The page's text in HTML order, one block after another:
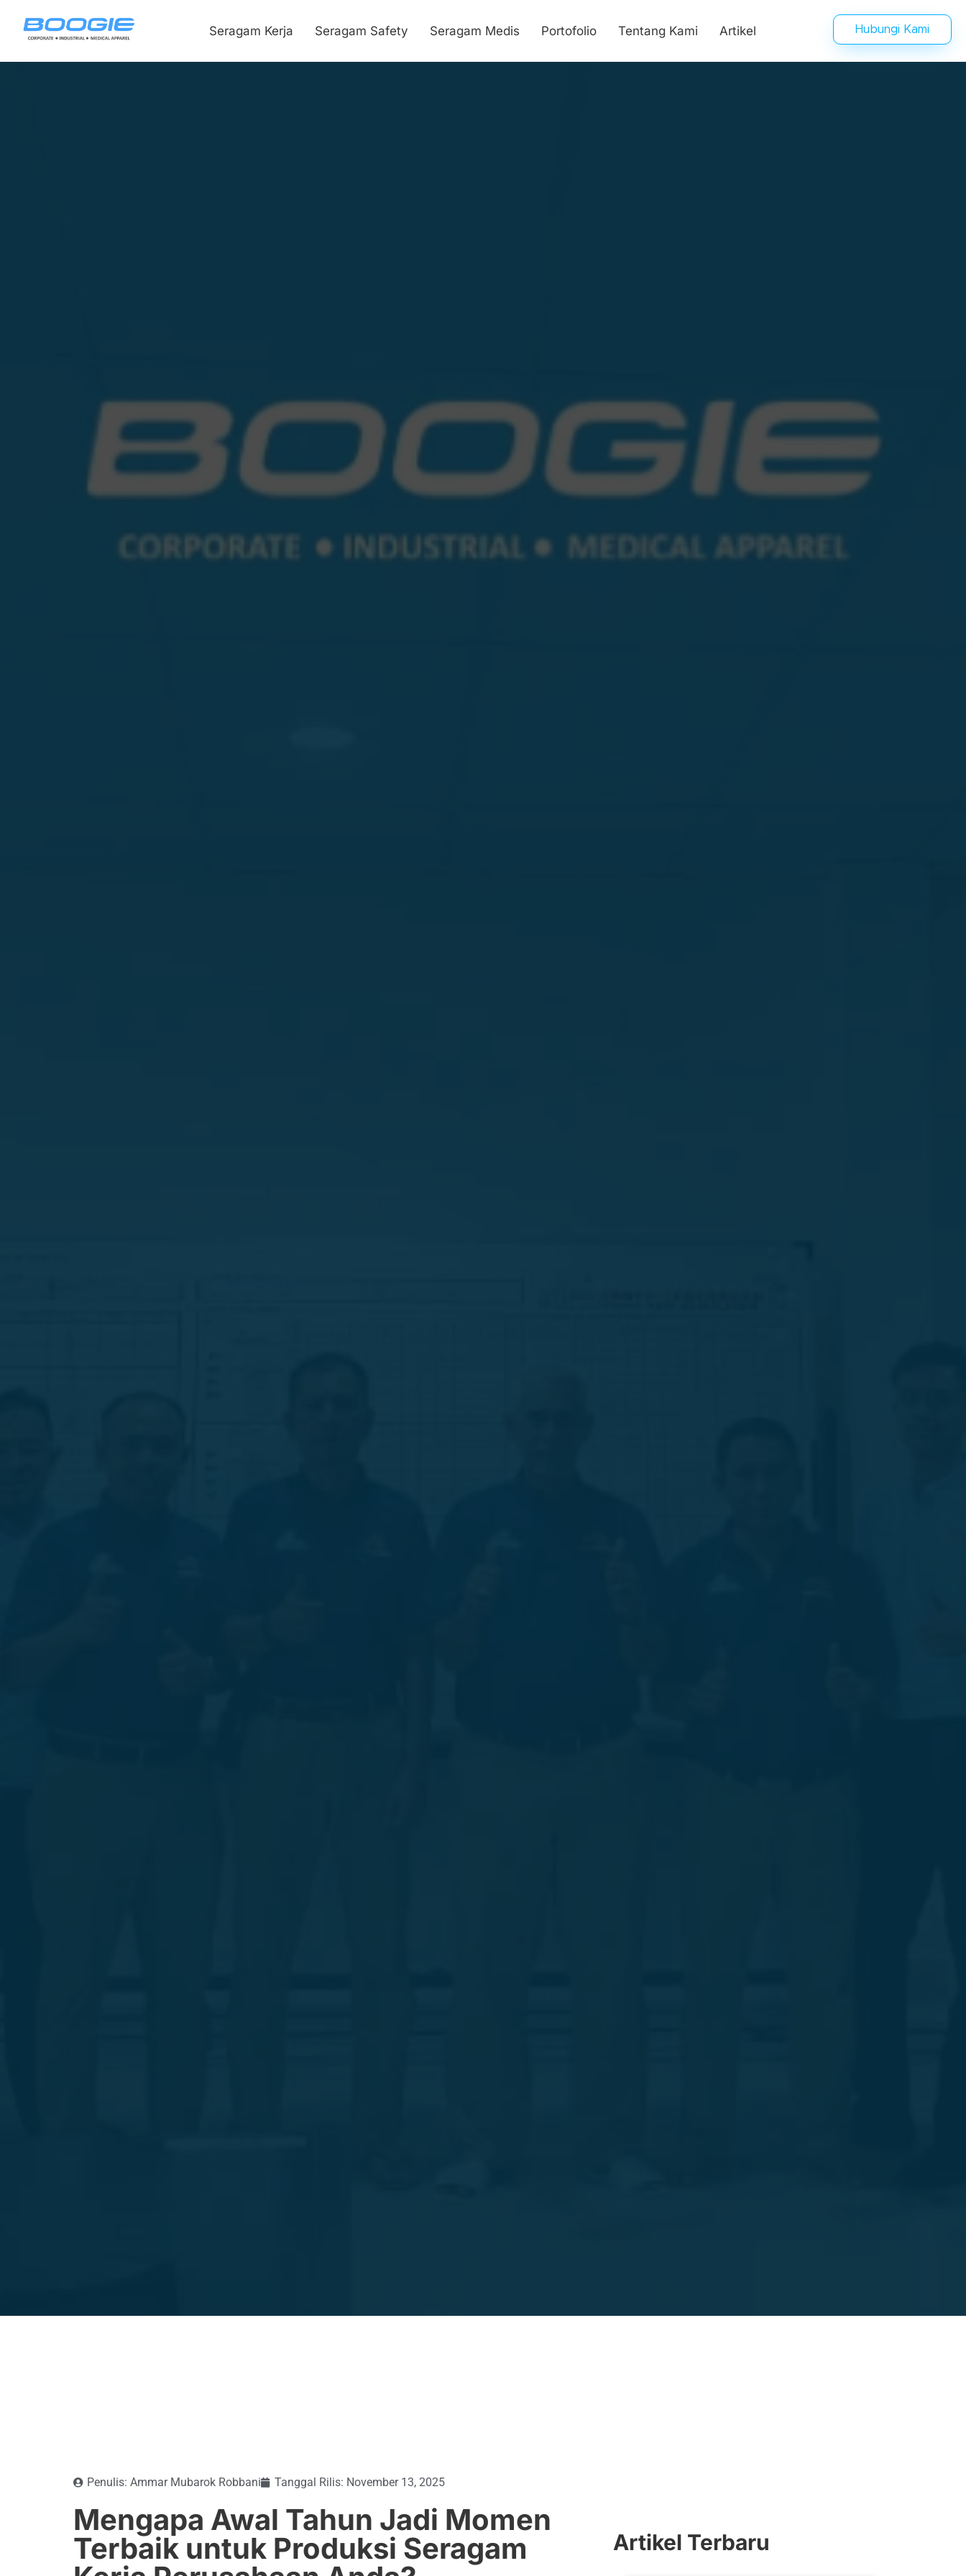
Seragam Kerja Seragam Safety Seragam Medis Portofolio Tentang Kami Artikel Hubungi Kami
Penulis: Ammar Mubarok Robbani Tanggal Rilis: November 13, 2025
Mengapa Awal Tahun Jadi Momen
Terbaik untuk Produksi Seragam
Artikel Terbaru